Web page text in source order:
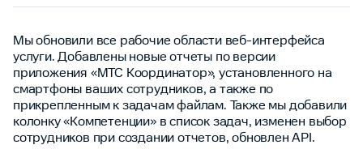
Мы обновили все рабочие области веб-интерфейса
услуги. Добавлены новые отчеты по версии
приложения «МТС Координатор», установленного на
смартфоны ваших сотрудников, а также по
прикрепленным к задачам файлам. Также мы добавили
колонку «Компетенции» в список задач, изменен выбор
сотрудников при создании отчетов, обновлен API.